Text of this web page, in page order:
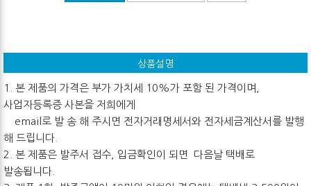
상품설명
1. 본 제품의 가격은 부가 가치세 10%가 포함 된 가격이며,
사업자등록증 사본을 저희에게
email로 발 송 해 주시면 전자거래명세서와 전자세금계산서를 발행
해 드립니다.
2. 본 제품은 발주서 접수, 입금확인이 되면 다음날 택배로
발송됩니다.